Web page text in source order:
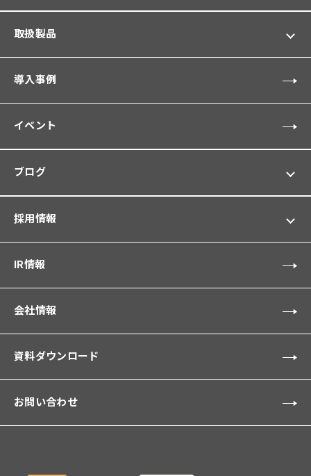
取扱製品
導入事例
イベント
ブログ
採用情報
IR情報
会社情報
資料ダウンロード
お問い合わせ